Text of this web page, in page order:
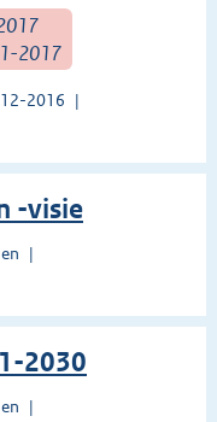
2017
2016
-visie
2030